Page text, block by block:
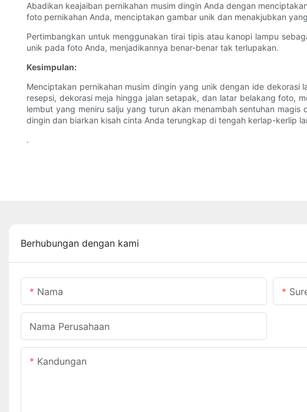
Abadikan keajaiban pernikahan musim dingin Anda dengan
foto pernikahan Anda, menciptakan gambar unik dan menakjubkan
Pertimbangkan untuk menggunakan tirai tipis atau kanopi lampu
unik pada foto Anda, menjadikannya benar-benar tak terlupakan.
Kesimpulan:
Menciptakan pernikahan musim dingin yang unik dengan ide
resepsi, dekorasi meja hingga jalan setapak, dan latar belakang foto,
lembut yang meniru salju yang turun akan menambah sentuhan
dingin dan biarkan kisah cinta Anda terungkap di tengah kerlap-kerlip
.
Berhubungan dengan kami
Nama
Nama Perusahaan
Kandungan